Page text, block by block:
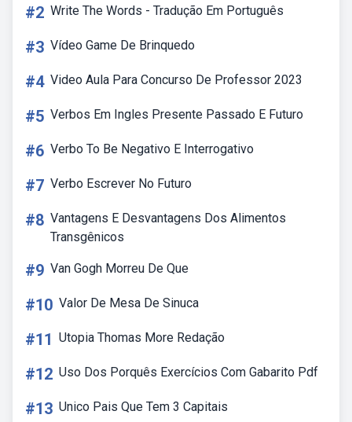
#2 Write The Words - Tradução Em Português
#3 Vídeo Game De Brinquedo
#4 Video Aula Para Concurso De Professor 2023
#5 Verbos Em Ingles Presente Passado E Futuro
#6 Verbo To Be Negativo E Interrogativo
#7 Verbo Escrever No Futuro
#8 Vantagens E Desvantagens Dos Alimentos
Transgênicos
#9 Van Gogh Morreu De Que
#10 Valor De Mesa De Sinuca
#11 Utopia Thomas More Redação
#12 Uso Dos Porquês Exercícios Com Gabarito Pdf
#13 Unico Pais Que Tem 3 Capitais